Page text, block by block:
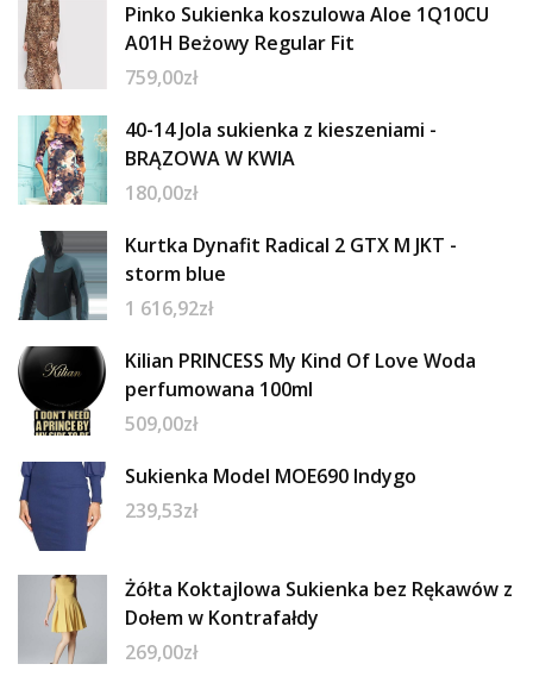
Pinko Sukienka koszulowa Aloe 1Q10CU
A01H Beżowy Regular Fit
759,00zł
40-14 Jola sukienka z kieszeniami -
BRĄZOWA W KWIA
180,00zł
Kurtka Dynafit Radical 2 GTX M JKT -
storm blue
1 616,92zł
Kilian PRINCESS My Kind Of Love Woda
perfumowana 100ml
509,00zł
Sukienka Model MOE690 Indygo
239,53zł
Żółta Koktajlowa Sukienka bez Rękawów z
Dołem w Kontrafałdy
269,00zł